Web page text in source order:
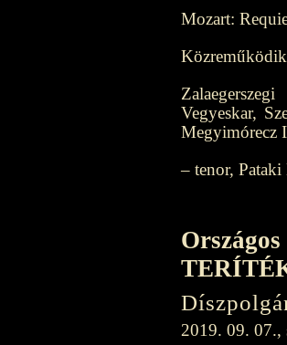
Mozart:
Vegyeskar,
Megyimórecz
– tenor, Pataki
2019. 09. 07.,